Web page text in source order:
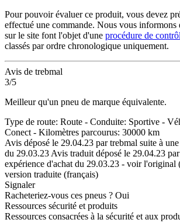
Pour pouvoir évaluer ce produit, vous devez
effectué une commande. Nous vous informons
sur le site font l'objet d'une procédure de
classés par ordre chronologique uniquement.
Avis de trebmal
3/5
Meilleur qu'un pneu de marque équivalente.
Type de route: Route - Conduite: Sportive -
Conect - Kilomètres parcourus: 30000 km
Avis déposé le 29.04.23 par trebmal suite à
du 29.03.23 Avis traduit déposé le 29.04.23
expérience d'achat du 29.03.23 - voir l'original
version traduite (français)
Signaler
Racheteriez-vous ces pneus ? Oui
Ressources sécurité et produits
Ressources consacrées à la sécurité et aux